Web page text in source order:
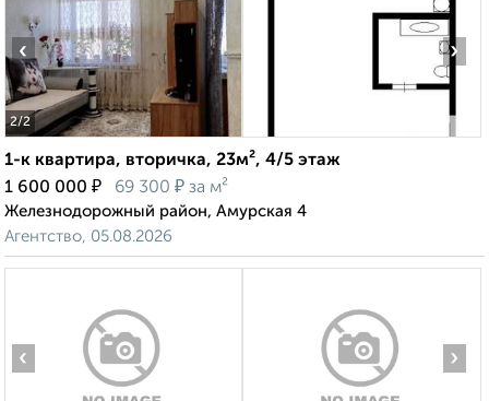
2/2
‹ ›
1-к квартира, вторичка, 23м², 4/5 этаж
1 600 000 ₽ 69 300 ₽ за м²
Железнодорожный район, Амурская 4
Агентство, 05.08.2026
‹ ›